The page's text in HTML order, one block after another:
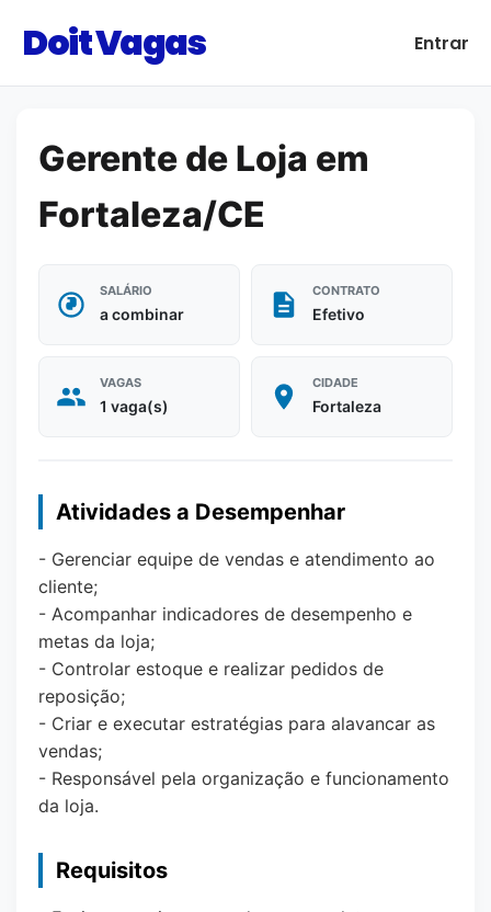
Doit Vagas Entrar
Gerente de Loja em
Fortaleza/CE
SALÁRIO
a combinar
CONTRATO
Efetivo
VAGAS
1 vaga(s)
CIDADE
Fortaleza
Atividades a Desempenhar
- Gerenciar equipe de vendas e atendimento ao
cliente;
- Acompanhar indicadores de desempenho e
metas da loja;
- Controlar estoque e realizar pedidos de
reposição;
- Criar e executar estratégias para alavancar as
vendas;
- Responsável pela organização e funcionamento
da loja.
Requisitos